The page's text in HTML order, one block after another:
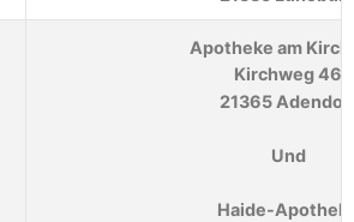
Apotheke am
Kirchweg 46
21365
Und
Haide-